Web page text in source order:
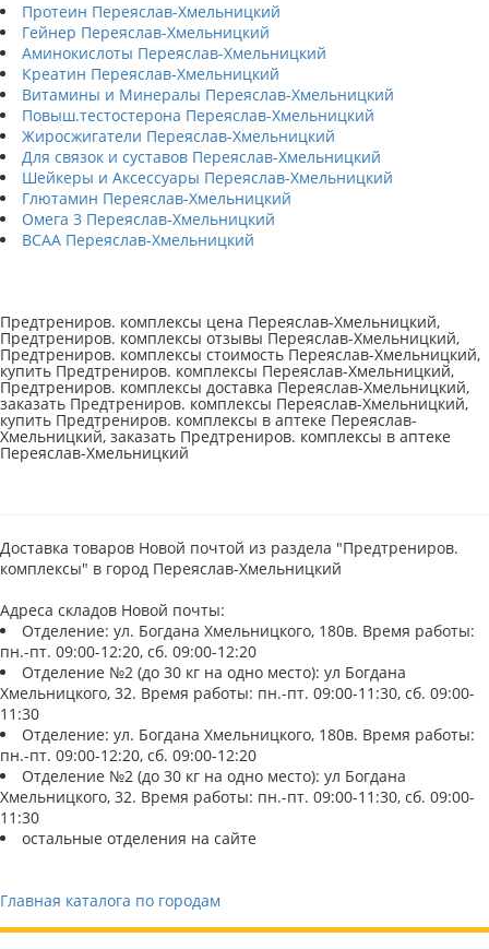
Протеин Переяслав-Хмельницкий
Гейнер Переяслав-Хмельницкий
Аминокислоты Переяслав-Хмельницкий
Креатин Переяслав-Хмельницкий
Витамины и Минералы Переяслав-Хмельницкий
Повыш.тестостерона Переяслав-Хмельницкий
Жиросжигатели Переяслав-Хмельницкий
Для связок и суставов Переяслав-Хмельницкий
Шейкеры и Аксессуары Переяслав-Хмельницкий
Глютамин Переяслав-Хмельницкий
Омега 3 Переяслав-Хмельницкий
BCAA Переяслав-Хмельницкий
Предтрениров. комплексы цена Переяслав-Хмельницкий,
Предтрениров. комплексы отзывы Переяслав-Хмельницкий,
Предтрениров. комплексы стоимость Переяслав-Хмельницкий,
купить Предтрениров. комплексы Переяслав-Хмельницкий,
Предтрениров. комплексы доставка Переяслав-Хмельницкий,
заказать Предтрениров. комплексы Переяслав-Хмельницкий,
купить Предтрениров. комплексы в аптеке Переяслав-
Хмельницкий, заказать Предтрениров. комплексы в аптеке
Переяслав-Хмельницкий
Доставка товаров Новой почтой из раздела "Предтрениров.
комплексы" в город Переяслав-Хмельницкий
Адреса складов Новой почты:
Отделение: ул. Богдана Хмельницкого, 180в. Время работы:
пн.-пт. 09:00-12:20, сб. 09:00-12:20
Отделение №2 (до 30 кг на одно место): ул Богдана
Хмельницкого, 32. Время работы: пн.-пт. 09:00-11:30, сб. 09:00-
11:30
Отделение: ул. Богдана Хмельницкого, 180в. Время работы:
пн.-пт. 09:00-12:20, сб. 09:00-12:20
Отделение №2 (до 30 кг на одно место): ул Богдана
Хмельницкого, 32. Время работы: пн.-пт. 09:00-11:30, сб. 09:00-
11:30
остальные отделения на сайте
Главная каталога по городам